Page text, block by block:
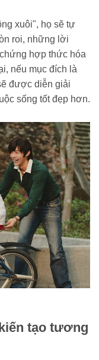
xuôi", họ sẽ tự
roi, những lời
hợp thức hóa
nếu mục đích là
được diễn giải
sống tốt đẹp hơn.
tạo tương